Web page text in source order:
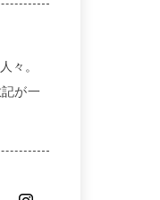
々。
が一